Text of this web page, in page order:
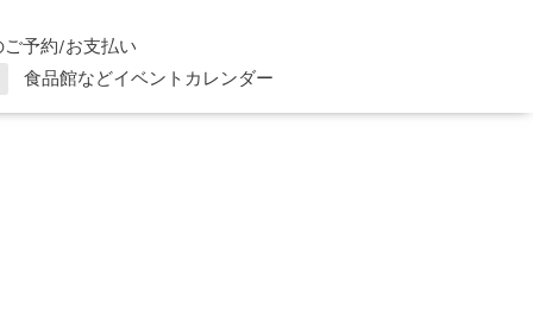
予約/お支払い
食品館などイベントカレンダー